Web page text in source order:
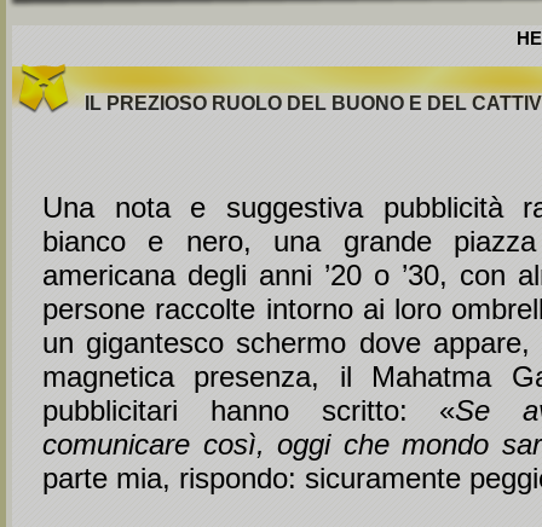
IL PREZIOSO RUOLO DEL BUONO E DEL
Una nota e suggestiva pubblicità
bianco e nero, una grande
americana degli anni ’20 o ’30, con
persone raccolte intorno ai loro
un gigantesco schermo dove
magnetica presenza, il Mahatma
pubblicitari hanno scritto: «Se
comunicare così, oggi che mondo
parte mia, rispondo: sicuramente